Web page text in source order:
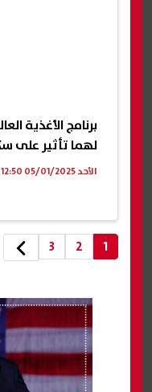
برنامج الأغذية
لهما تأثير على
الأحد 05/01/2025 12:50 م
1
2
3